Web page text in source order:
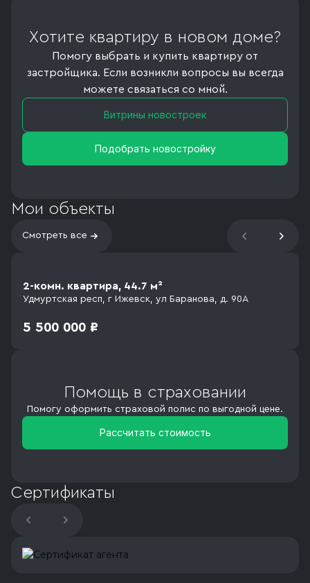
Хотите квартиру в новом доме?
Помогу выбрать и купить квартиру от
застройщика. Если возникли вопросы вы всегда
можете связаться со мной.
Витрины новостроек
Подобрать новостройку
Мои объекты
Смотреть все
2-комн. квартира, 44.7 м²
Удмуртская респ, г Ижевск, ул Баранова, д. 90А
5 500 000 ₽
Помощь в страховании
Помогу оформить страховой полис по выгодной цене.
Рассчитать стоимость
Сертификаты